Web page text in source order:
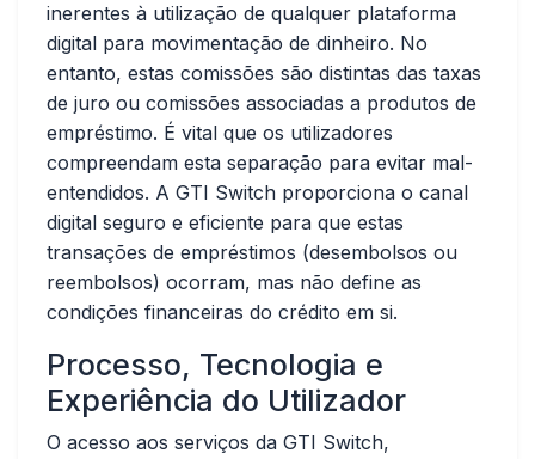
inerentes à utilização de qualquer plataforma
digital para movimentação de dinheiro. No
entanto, estas comissões são distintas das taxas
de juro ou comissões associadas a produtos de
empréstimo. É vital que os utilizadores
compreendam esta separação para evitar mal-
entendidos. A GTI Switch proporciona o canal
digital seguro e eficiente para que estas
transações de empréstimos (desembolsos ou
reembolsos) ocorram, mas não define as
condições financeiras do crédito em si.
Processo, Tecnologia e
Experiência do Utilizador
O acesso aos serviços da GTI Switch,